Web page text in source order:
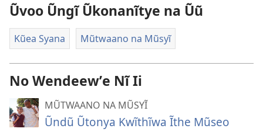
Ũvoo Ũngĩ Ũkonanĩtye na Ũũ
Kũea Syana Mũtwaano na Mũsyĩ
No Wendeewʼe Nĩ Ii
MŨTWAANO NA MŨSYĨ
Ũndũ Ũtonya Kwĩthĩwa Ĩthe Mũseo